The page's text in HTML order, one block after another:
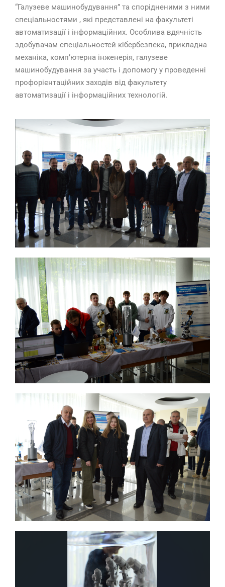
“Галузеве машинобудування” та спорідненими з ними
спеціальностями , які представлені на факультеті
автоматизації і інформаційних. Особлива вдячність
здобувачам спеціальностей кібербезпека, прикладна
механіка, комп’ютерна інженерія, галузеве
машинобудування за участь і допомогу у проведенні
профорієнтаційних заходів від факультету
автоматизації і інформаційних технологій.